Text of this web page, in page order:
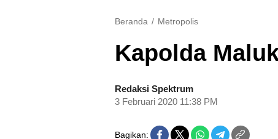
Beranda Metropolis
Kapolda
Redaksi Spektrum
3 Februari 2020 11:38 PM
Bagikan: